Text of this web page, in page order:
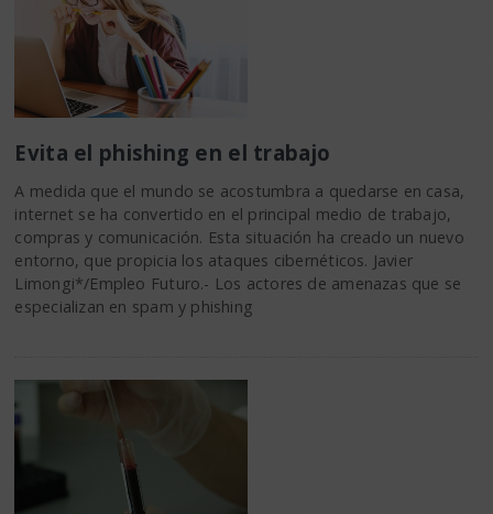
Evita el phishing en el trabajo
A medida que el mundo se acostumbra a quedarse en casa,
internet se ha convertido en el principal medio de trabajo,
compras y comunicación. Esta situación ha creado un nuevo
entorno, que propicia los ataques cibernéticos. Javier
Limongi*/Empleo Futuro.- Los actores de amenazas que se
especializan en spam y phishing